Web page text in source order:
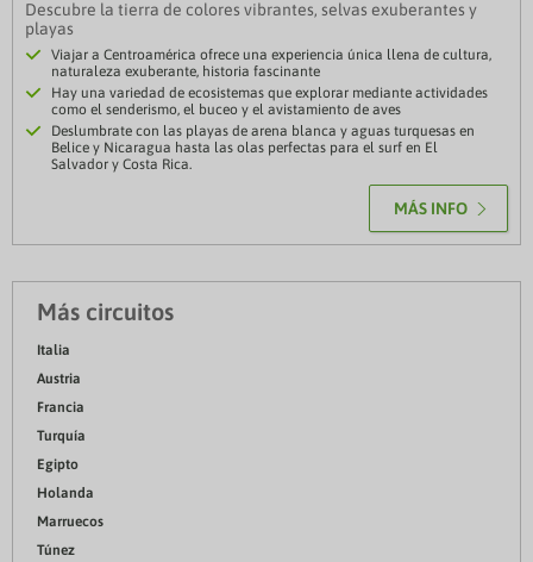
Descubre la tierra de colores vibrantes, selvas exuberantes y
playas
Viajar a Centroamérica ofrece una experiencia única llena de cultura,
naturaleza exuberante, historia fascinante
Hay una variedad de ecosistemas que explorar mediante actividades
como el senderismo, el buceo y el avistamiento de aves
Deslumbrate con las playas de arena blanca y aguas turquesas en
Belice y Nicaragua hasta las olas perfectas para el surf en El
Salvador y Costa Rica.
MÁS INFO
Más circuitos
Italia
Austria
Francia
Turquía
Egipto
Holanda
Marruecos
Túnez